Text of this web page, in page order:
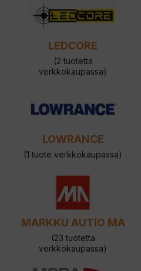
LEDCORE
(2 tuotetta
verkkokaupassa)
LOWRANCE
(1 tuote verkkokaupassa)
MARKKU AUTIO MA
(23 tuotetta
verkkokaupassa)